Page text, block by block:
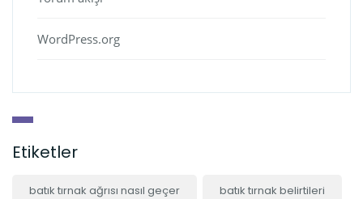
WordPress.org
Etiketler
batık tırnak ağrısı nasıl geçer batık tırnak belirtileri